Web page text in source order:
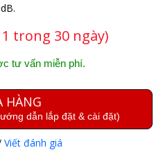
trong 30 ngày)
tư vấn miễn phí.
HÀNG
dẫn lắp đặt & cài đặt)
Viết đánh giá